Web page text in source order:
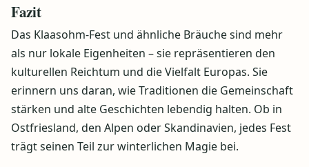
Fazit
Das Klaasohm-Fest und ähnliche Bräuche sind mehr
als nur lokale Eigenheiten – sie repräsentieren den
kulturellen Reichtum und die Vielfalt Europas. Sie
erinnern uns daran, wie Traditionen die Gemeinschaft
stärken und alte Geschichten lebendig halten. Ob in
Ostfriesland, den Alpen oder Skandinavien, jedes Fest
trägt seinen Teil zur winterlichen Magie bei.